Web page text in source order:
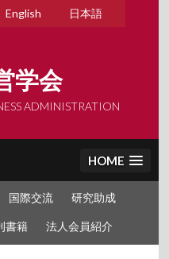
日本語
English
学会
ADMINISTRATION
HOME
国際交流 研究助成
書籍 法人会員紹介